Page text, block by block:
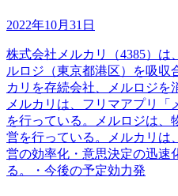
2022年10月31日
株式会社メルカリ（4385）は
ルロジ（東京都港区）を吸収
カリを存続会社、メルロジを
メルカリは、フリマアプリ「
を行っている。メルロジは、
営を行っている。メルカリは
営の効率化・意思決定の迅速
る。・今後の予定効力発